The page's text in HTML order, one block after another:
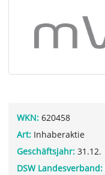
WKN: 620458
Art: Inhaberaktie
Geschäftsjahr: 31.12.
DSW Landesverband: